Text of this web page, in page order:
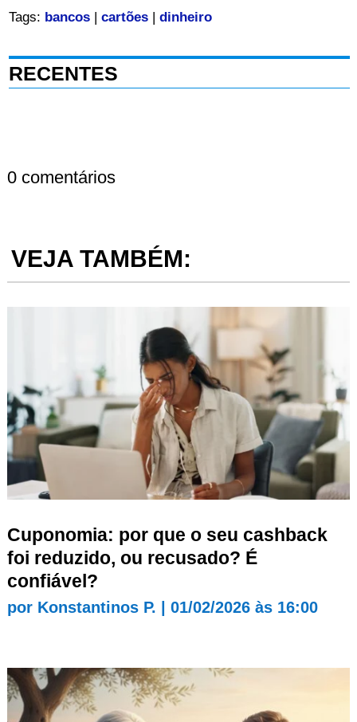
Tags: bancos| cartões| dinheiro
RECENTES
0 comentários
VEJA TAMBÉM:
Cuponomia: por que o seu cashback
foi reduzido, ou recusado? É
confiável?
por Konstantinos P. 01/02/2026 às 16:00